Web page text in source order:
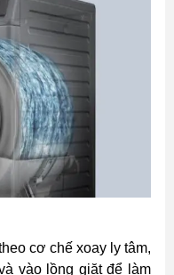
cơ chế xoay ly tâm,
vào lồng giặt để làm